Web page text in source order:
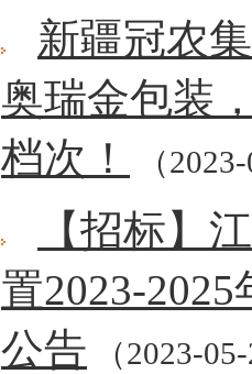
新疆冠农
奥瑞金包装
档次！
（
【招标】
置2023-
公告 （2023-